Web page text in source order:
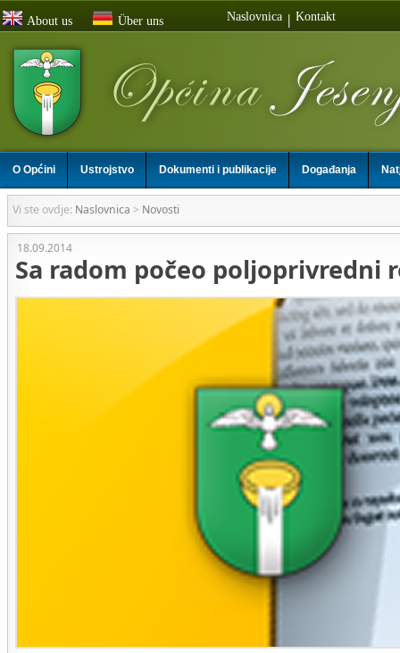
About us Über uns Naslovnica | Kontakt
O Općini Ustrojstvo Dokumenti i publikacije Događanja
Vi ste ovdje: Naslovnica > Novosti
18.09.2014
Sa radom počeo poljoprivredni